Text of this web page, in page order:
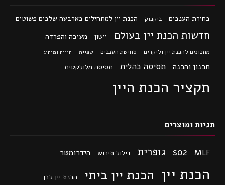
בחירת הענבים ביקבוק הכנת יין למתחילים בארבעה שלבים פשוטים
חדשות הכנת יין בעולם יישון מעיכה והפרדה
מתכונים להכנת יין וליקרים סחיטת הענבים שפייה תווית ומיתוג
תכנון והכנה תסיסה כהלית תסיסה מלולקטית
תקציר הכנת היין
תגיות ומוצרים
MLF
so2 גופרית דילול תירוש הידרומטר
הכנת יין הכנת יין ביתי הכנת יין לבן